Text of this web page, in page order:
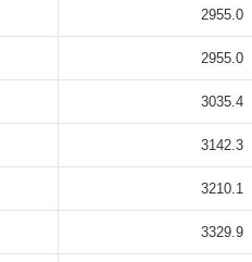
2955.0
2955.0
3035.4
3142.3
3210.1
3329.9